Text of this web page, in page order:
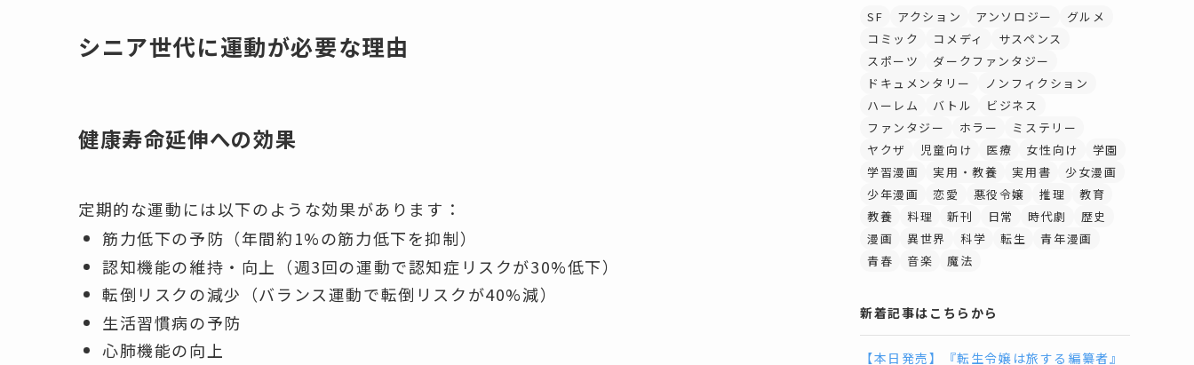
シニア世代に運動が必要な理由
健康寿命延伸への効果
定期的な運動には以下のような効果があります：
筋力低下の予防（年間約1%の筋力低下を抑制）
認知機能の維持・向上（週3回の運動で認知症リスクが30%低下）
転倒リスクの減少（バランス運動で転倒リスクが40%減）
生活習慣病の予防
心肺機能の向上
SF アクション アンソロジー
グルメ
コミック
コメディ
サスペンス
スポーツ
ダークファンタジー
ドキュメンタリー
ノンフィクション
ハーレム
バトル
ビジネス
ファンタジー
ホラー
ミステリー
ヤクザ
児童向け 医療 女性向け
学園
学習漫画
実用・教養 実用書
少女漫画
少年漫画
恋愛 悪役令嬢 推理
教育
教養
料理 新刊 日常 時代劇
歴史
漫画
異世界 科学 転生
青年漫画
青春
音楽 魔法
新着記事はこちらから
【本日発売】『転生令嬢は旅する編纂者』